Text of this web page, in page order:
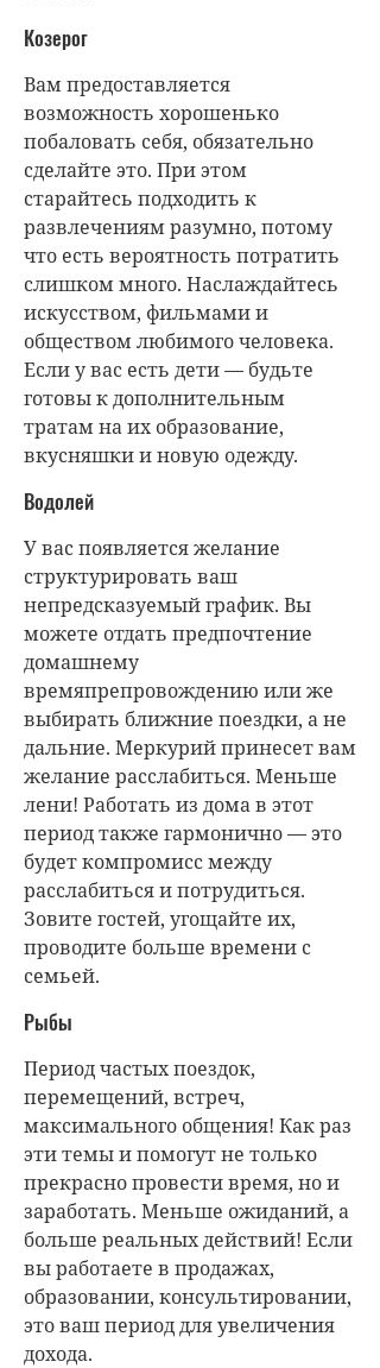
Козерог
Вам предоставляется
возможность хорошенько
побаловать себя, обязательно
сделайте это. При этом
старайтесь подходить к
развлечениям разумно, потому
что есть вероятность потратить
слишком много. Наслаждайтесь
искусством, фильмами и
обществом любимого человека.
Если у вас есть дети — будьте
готовы к дополнительным
тратам на их образование,
вкусняшки и новую одежду.
Водолей
У вас появляется желание
структурировать ваш
непредсказуемый график. Вы
можете отдать предпочтение
домашнему
времяпрепровождению или же
выбирать ближние поездки, а не
дальние. Меркурий принесет вам
желание расслабиться. Меньше
лени! Работать из дома в этот
период также гармонично — это
будет компромисс между
расслабиться и потрудиться.
Зовите гостей, угощайте их,
проводите больше времени с
семьей.
Рыбы
Период частых поездок,
перемещений, встреч,
максимального общения! Как раз
эти темы и помогут не только
прекрасно провести время, но и
заработать. Меньше ожиданий, а
больше реальных действий! Если
вы работаете в продажах,
образовании, консультировании,
это ваш период для увеличения
дохода.